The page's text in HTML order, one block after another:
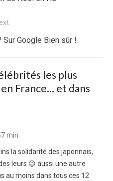
Google Bien sûr !
les plus
France… et dans
min
la solidarité des japonnais,
leurs 😉 aussi une autre
au moins dans tous ces 12